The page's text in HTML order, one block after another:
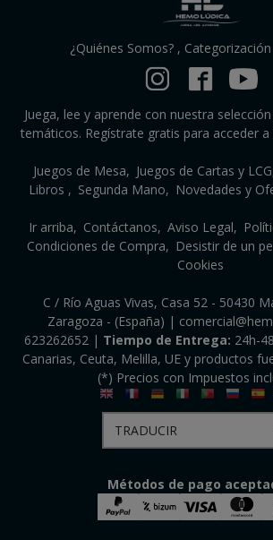
¿Quiénes Somos?,
Juega, lee y aprende con nuestra
temáticos. Regístrate gratis para acceder
Juegos de Mesa Juegos de Cartas y LCG
Libros
Segunda Mano Novedades y
Ir arriba Contáctanos Aviso Legal
Condiciones de Compra
Desistir de un
Cookies
C / Río Aguas Vivas, Casa 52 - 50430
Zaragoza - (España) |
623262652| Tiempo de Entrega: 24h-
Canarias, Ceuta, Melilla, UE y productos
(*) Precios con Impuestos
Métodos de pago